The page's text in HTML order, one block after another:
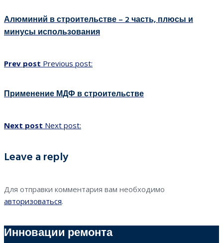
Алюминий в строительстве – 2 часть, плюсы и
минусы использования
Prev post Previous post:
Применение МДФ в строительстве
Next post Next post:
Leave a reply
Для отправки комментария вам необходимо
авторизоваться.
Инновации ремонта